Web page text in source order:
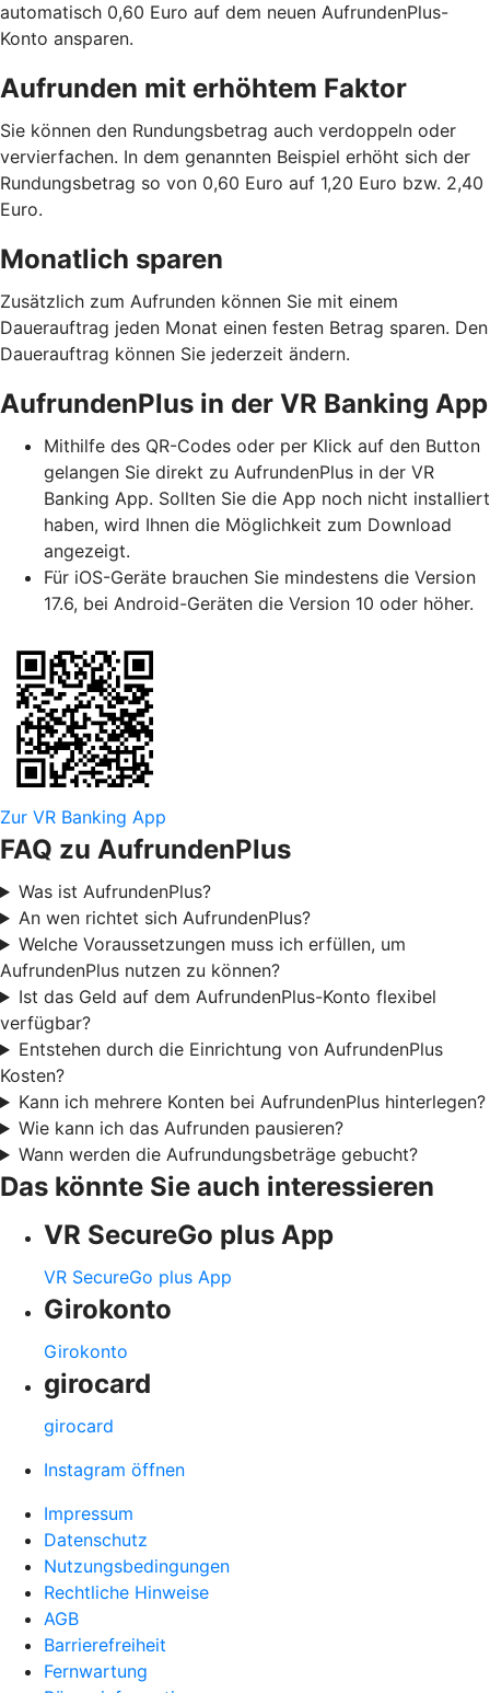
automatisch 0,60 Euro auf dem neuen AufrundenPlus-
Konto ansparen.
Aufrunden mit erhöhtem Faktor
Sie können den Rundungsbetrag auch verdoppeln oder
vervierfachen. In dem genannten Beispiel erhöht sich der
Rundungsbetrag so von 0,60 Euro auf 1,20 Euro bzw. 2,40
Euro.
Monatlich sparen
Zusätzlich zum Aufrunden können Sie mit einem
Dauerauftrag jeden Monat einen festen Betrag sparen. Den
Dauerauftrag können Sie jederzeit ändern.
AufrundenPlus in der VR Banking App
Mithilfe des QR-Codes oder per Klick auf den Button
gelangen Sie direkt zu AufrundenPlus in der VR
Banking App. Sollten Sie die App noch nicht installiert
haben, wird Ihnen die Möglichkeit zum Download
angezeigt.
Für iOS-Geräte brauchen Sie mindestens die Version
17.6, bei Android-Geräten die Version 10 oder höher.
Zur VR Banking App
FAQ zu AufrundenPlus
Was ist AufrundenPlus?
An wen richtet sich AufrundenPlus?
Welche Voraussetzungen muss ich erfüllen, um
AufrundenPlus nutzen zu können?
Ist das Geld auf dem AufrundenPlus-Konto flexibel
verfügbar?
Entstehen durch die Einrichtung von AufrundenPlus
Kosten?
Kann ich mehrere Konten bei AufrundenPlus hinterlegen?
Wie kann ich das Aufrunden pausieren?
Wann werden die Aufrundungsbeträge gebucht?
Das könnte Sie auch interessieren
VR SecureGo plus App
VR SecureGo plus App
Girokonto
Girokonto
girocard
girocard
Instagram öffnen
Impressum
Datenschutz
Nutzungsbedingungen
Rechtliche Hinweise
AGB
Barrierefreiheit
Fernwartung